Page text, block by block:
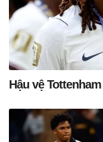
Hậu vệ